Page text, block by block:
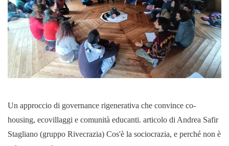
Un approccio di governance rigenerativa che convince co-
housing, ecovillaggi e comunità educanti. articolo di Andrea Safir
Stagliano (gruppo Rivecrazia) Cos'è la sociocrazia, e perché non è